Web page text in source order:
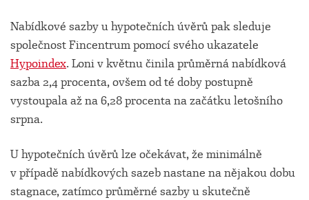
Nabídkové sazby u hypotečních úvěrů pak sleduje
společnost Fincentrum pomocí svého ukazatele
Hypoindex. Loni v květnu činila průměrná nabídková
sazba 2,4 procenta, ovšem od té doby postupně
vystoupala až na 6,28 procenta na začátku letošního
srpna.
U hypotečních úvěrů lze očekávat, že minimálně
v případě nabídkových sazeb nastane na nějakou dobu
stagnace, zatímco průměrné sazby u skutečně